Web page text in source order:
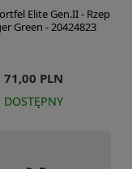
Elite Gen.II - Rzep
Green - 20424823
71,00 PLN
DOSTĘPNY